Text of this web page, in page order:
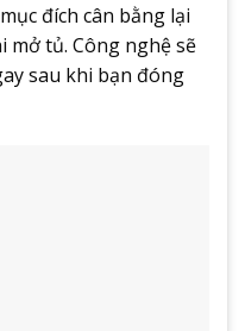
đích cân bằng lại
tủ. Công nghệ sẽ
sau khi bạn đóng